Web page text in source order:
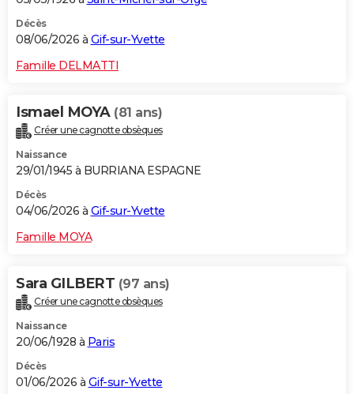
Décès
08/06/2026 à Gif-sur-Yvette
Famille DELMATTI
Ismael MOYA (81 ans)
Créer une cagnotte obsèques
Naissance
29/01/1945 à BURRIANA ESPAGNE
Décès
04/06/2026 à Gif-sur-Yvette
Famille MOYA
Sara GILBERT (97 ans)
Créer une cagnotte obsèques
Naissance
20/06/1928 à Paris
Décès
01/06/2026 à Gif-sur-Yvette